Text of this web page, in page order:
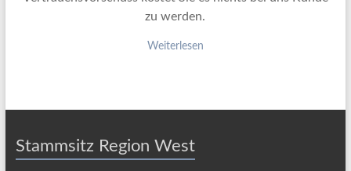
zu werden.
Weiterlesen
Stammsitz Region West